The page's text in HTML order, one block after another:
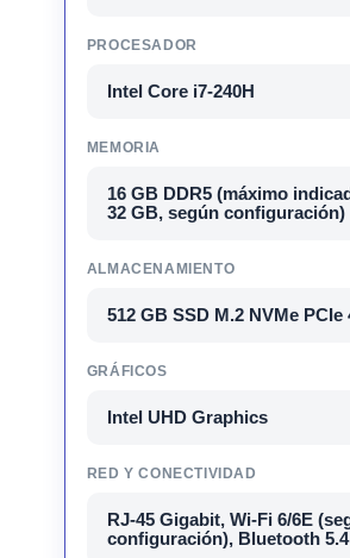
PROCESADOR
Intel Core i7-240H
MEMORIA
16 GB DDR5 (máximo
32 GB, según configuración)
ALMACENAMIENTO
512 GB SSD M.2 NVMe PCIe
GRÁFICOS
Intel UHD Graphics
RED Y CONECTIVIDAD
RJ-45 Gigabit, Wi-Fi 6/6E
configuración), Bluetooth 5.4